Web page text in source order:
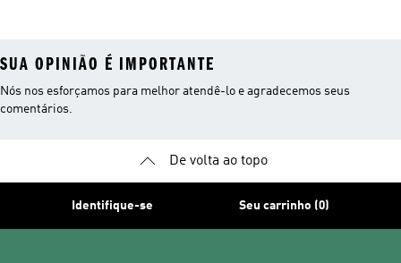
SUA OPINIÃO É IMPORTANTE
Nós nos esforçamos para melhor atendê-lo e agradecemos seus
comentários.
De volta ao topo
Identifique-se Seu carrinho (0)